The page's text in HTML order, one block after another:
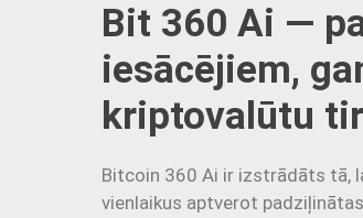
Bit 360 Ai —
iesācējiem,
kriptovalūtu
Bitcoin 360 Ai ir izstrādāts tā,
vienlaikus aptverot